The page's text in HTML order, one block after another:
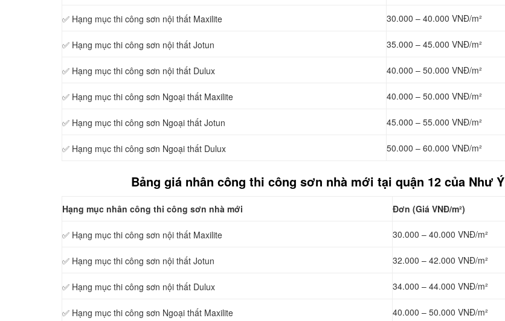
✅ Hạng mục thi công sơn nội thất Maxilite 30.000 – 40.000 VNĐ/m²
✅ Hạng mục thi công sơn nội thất Jotun 35.000 – 45.000 VNĐ/m²
✅ Hạng mục thi công sơn nội thất Dulux 40.000 – 50.000 VNĐ/m²
✅ Hạng mục thi công sơn Ngoại thất Maxilite 40.000 – 50.000 VNĐ/m²
✅ Hạng mục thi công sơn Ngoại thất Jotun 45.000 – 55.000 VNĐ/m²
✅ Hạng mục thi công sơn Ngoại thất Dulux 50.000 – 60.000 VNĐ/m²
Bảng giá nhân công thi công sơn nhà mới tại quận 12 của Như Ý
Hạng mục nhân công thi công sơn nhà mới Đơn (Giá VNĐ/m²)
✅ Hạng mục thi công sơn nội thất Maxilite 30.000 – 40.000 VNĐ/m²
✅ Hạng mục thi công sơn nội thất Jotun 32.000 – 42.000 VNĐ/m²
✅ Hạng mục thi công sơn nội thất Dulux 34.000 – 44.000 VNĐ/m²
✅ Hạng mục thi công sơn Ngoại thất Maxilite 40.000 – 50.000 VNĐ/m²